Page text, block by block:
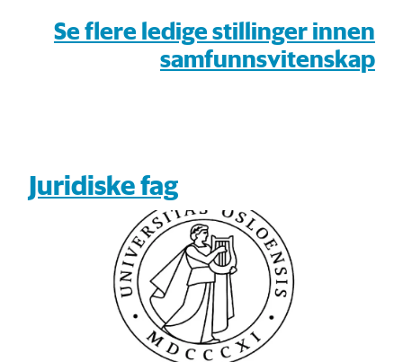
Se flere ledige stillinger innen
samfunnsvitenskap
Juridiske fag